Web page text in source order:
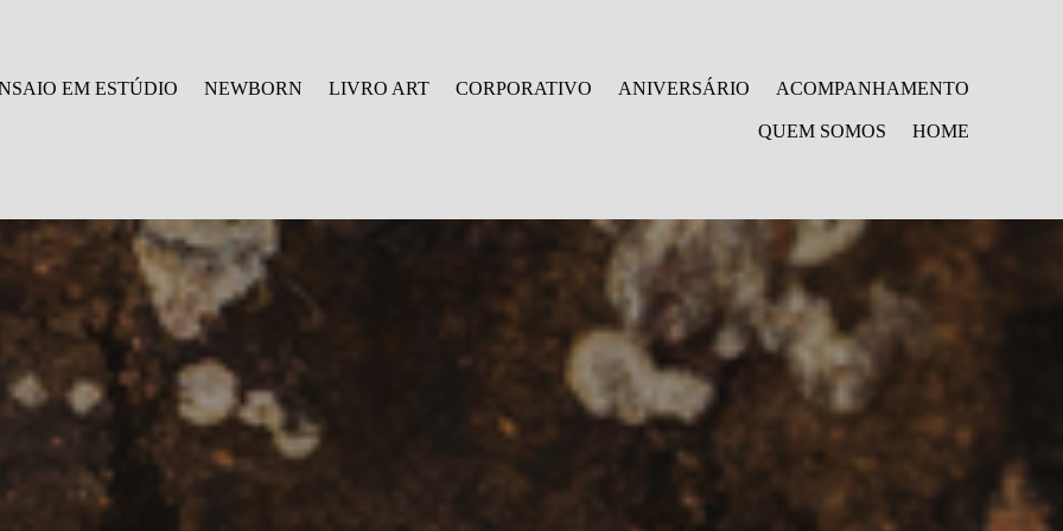
EM ESTÚDIO NEWBORN LIVRO ART CORPORATIVO ANIVERSÁRIO ACOMPANHAMENTO
QUEM SOMOS HOME